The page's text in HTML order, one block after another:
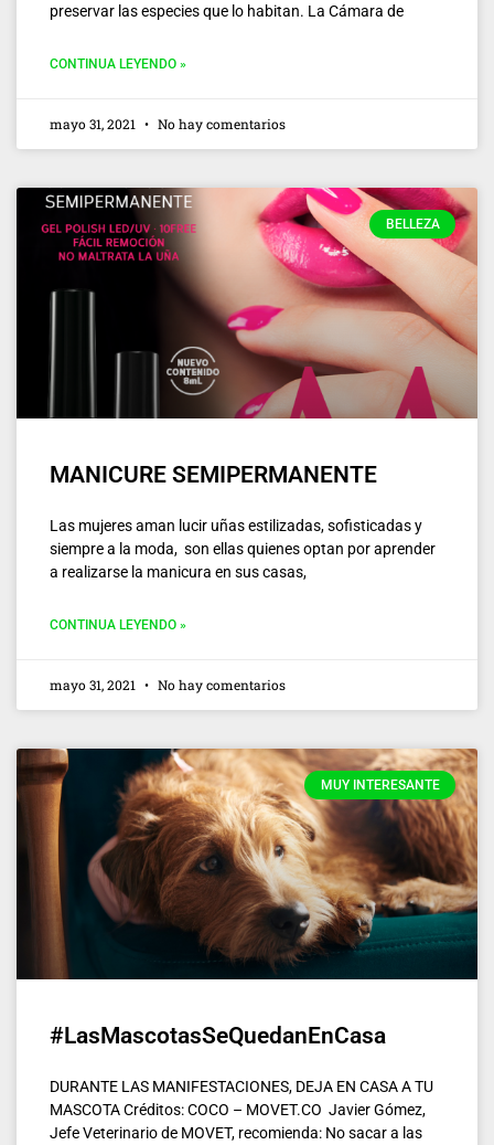
preservar las especies que lo habitan. La Cámara de
CONTINUA LEYENDO »
mayo 31, 2021 No hay comentarios
BELLEZA
MANICURE SEMIPERMANENTE
Las mujeres aman lucir uñas estilizadas, sofisticadas y
siempre a la moda, son ellas quienes optan por aprender
a realizarse la manicura en sus casas,
CONTINUA LEYENDO »
mayo 31, 2021 No hay comentarios
MUY INTERESANTE
#LasMascotasSeQuedanEnCasa
DURANTE LAS MANIFESTACIONES, DEJA EN CASA A TU
MASCOTA Créditos: COCO – MOVET.CO Javier Gómez,
Jefe Veterinario de MOVET, recomienda: No sacar a las